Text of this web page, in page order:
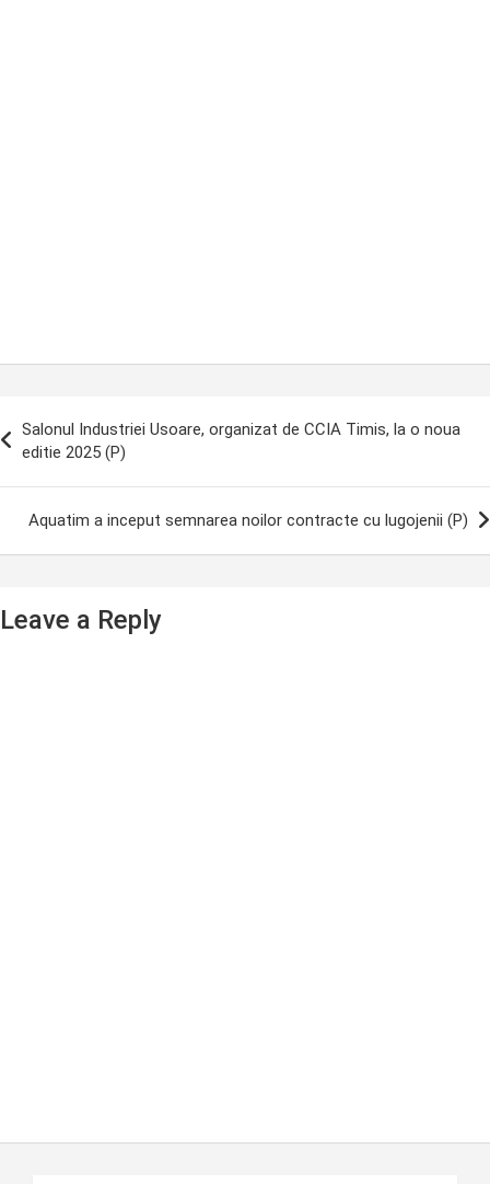
Salonul Industriei Usoare, organizat de CCIA Timis, la o noua
editie 2025 (P)
Aquatim a inceput semnarea noilor contracte cu lugojenii (P)
Leave a Reply